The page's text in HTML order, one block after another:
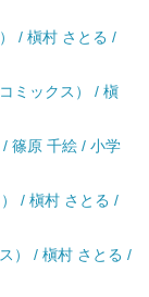
/ 槇村 さとる /
ミックス） / 槇
篠原 千絵 / 小学
/ 槇村 さとる /
） / 槇村 さとる /